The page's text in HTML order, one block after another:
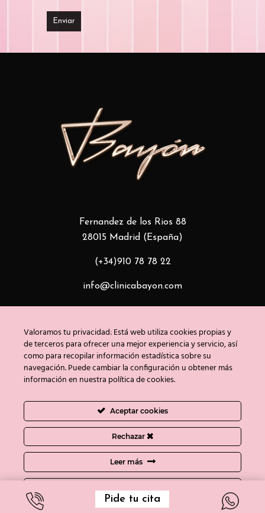
Pide tu cita
Fernandez de los Rios 88
28015 Madrid (España)
(+34)910 78 78 22
info@clinicabayon.com
Medicina Estética
Tratamientos Faciales
Tratamientos Corporales
Blog
Contacto
Copyright © Clínica Bayón 2020
Política de privacidad /Uso de cookies
Aviso
Valoramos tu privacidad: Está web utiliza cookies propias y
de terceros para ofrecer una mejor experiencia y servicio, así
como para recopilar información estadística sobre su
navegación. Puede cambiar la configuración u obtener más
información en nuestra política de cookies.
Aceptar cookies
Rechazar
Leer más